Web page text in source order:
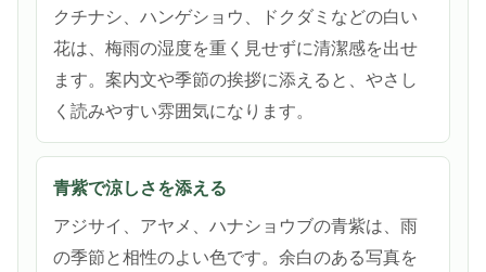
クチナシ、ハンゲショウ、ドクダミなどの白い
花は、梅雨の湿度を重く見せずに清潔感を出せ
ます。案内文や季節の挨拶に添えると、やさし
く読みやすい雰囲気になります。
青紫で涼しさを添える
アジサイ、アヤメ、ハナショウブの青紫は、雨
の季節と相性のよい色です。余白のある写真を